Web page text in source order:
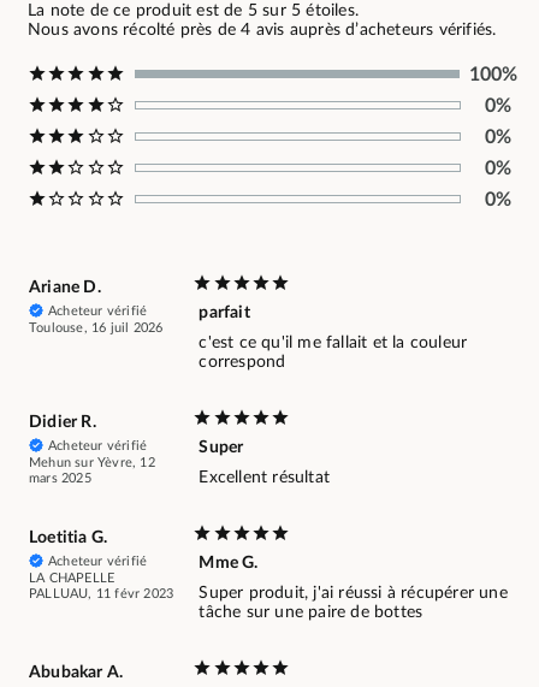
La note de ce produit est de 5 sur 5 étoiles.
Nous avons récolté près de 4 avis auprès d’acheteurs vérifiés.
100%
0%
0%
0%
0%
Ariane D.
Acheteur vérifié
Toulouse, 16 juil 2026
parfait
c'est ce qu'il me fallait et la couleur
correspond
Didier R.
Acheteur vérifié
Mehun sur Yèvre, 12
mars 2025
Super
Excellent résultat
Loetitia G.
Acheteur vérifié
LA CHAPELLE
PALLUAU, 11 févr 2023
Mme G.
Super produit, j'ai réussi à récupérer une
tâche sur une paire de bottes
Abubakar A.